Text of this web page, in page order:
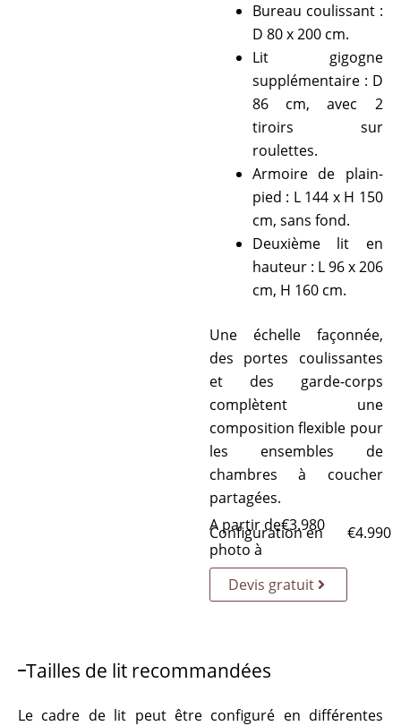
Bureau coulissant :
D 80 x 200 cm.
Lit gigogne
supplémentaire : D
86 cm, avec 2
tiroirs sur
roulettes.
Armoire de plain-
pied : L 144 x H 150
cm, sans fond.
Deuxième lit en
hauteur : L 96 x 206
cm, H 160 cm.
Une échelle façonnée,
des portes coulissantes
et des garde-corps
complètent une
composition flexible pour
les ensembles de
chambres à coucher
partagées.
A partir de€3.980
Configuration en
photo à
€4.990
Devis gratuit
Tailles de lit recommandées
Le cadre de lit peut être configuré en différentes